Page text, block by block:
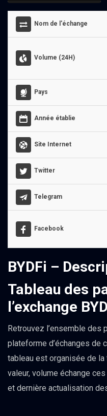
Nom de l'échange
Volume (24H)
Pays
Année établie
Site Internet
Twitter
Telegram
Facebook
BYDFi –
Tableau des
l’exchange
Retrouvez l’ensemble des
plateforme d’échanges de
tableau est organisée de
valeur, volume échange
et dernière actualisation